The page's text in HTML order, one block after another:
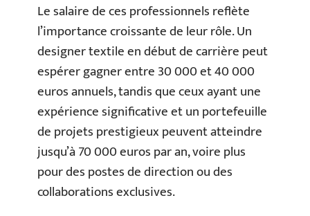
Le salaire de ces professionnels reflète
l’importance croissante de leur rôle. Un
designer textile en début de carrière peut
espérer gagner entre 30 000 et 40 000
euros annuels, tandis que ceux ayant une
expérience significative et un portefeuille
de projets prestigieux peuvent atteindre
jusqu’à 70 000 euros par an, voire plus
pour des postes de direction ou des
collaborations exclusives.